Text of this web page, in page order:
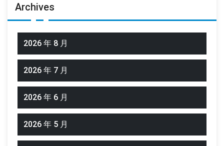
Archives
2026 年 8 月
2026 年 7 月
2026 年 6 月
2026 年 5 月